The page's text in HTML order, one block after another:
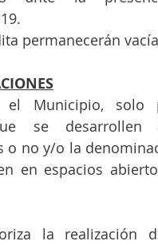
permanecerán
el Municipio, solo
se
o no y/o la
en espacios
la realización